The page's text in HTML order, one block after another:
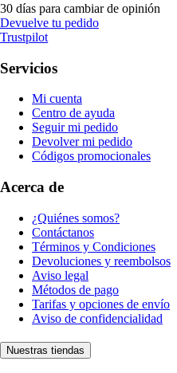
30 días para cambiar de opinión
Devuelve tu pedido
Trustpilot
Servicios
Mi cuenta
Centro de ayuda
Seguir mi pedido
Devolver mi pedido
Códigos promocionales
Acerca de
¿Quiénes somos?
Contáctanos
Términos y Condiciones
Devoluciones y reembolsos
Aviso legal
Métodos de pago
Tarifas y opciones de envío
Aviso de confidencialidad
Nuestras tiendas